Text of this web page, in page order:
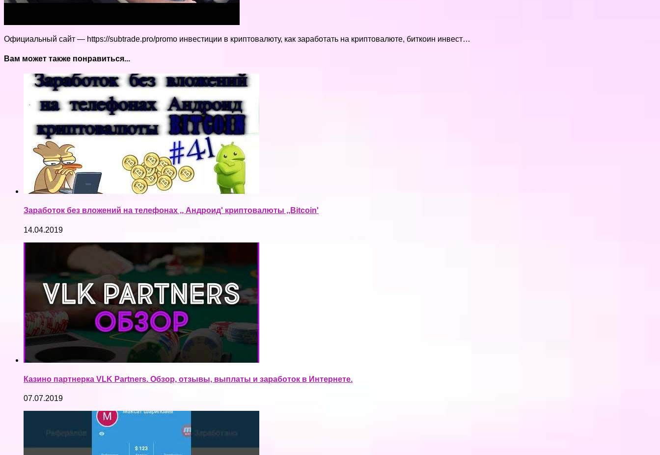
Официальный сайт — https://subtrade.pro/promo инвестиции в криптовалюту, как заработать на криптовалюте, биткоин инвест…
Вам может также понравиться...
Заработок без вложений на телефонах ,, Андроид' криптовалюты ,,Bitcoin'
14.04.2019
Казино партнерка VLK Partners. Обзор, отзывы, выплаты и заработок в Интернете.
07.07.2019